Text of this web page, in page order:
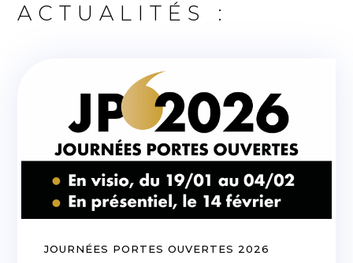
ACTUALITÉS :
JOURNÉES PORTES OUVERTES 2026